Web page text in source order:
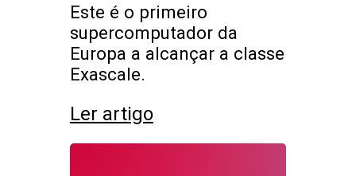
Este é o primeiro
supercomputador da
Europa a alcançar a classe
Exascale.
Ler artigo